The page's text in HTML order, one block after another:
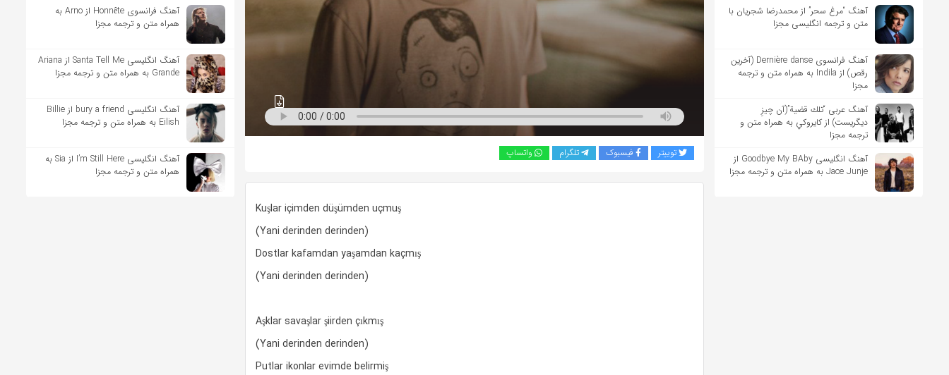
آهنگ “مرغ سحر” از محمدرضا شجریان با
متن و ترجمه انگلیسی مجزا
آهنگ فرانسوی Dernière danse (آخرین
رقص) از Indila به همراه متن و ترجمه
مجزا
آهنگ عربی “تلك قضية”(آن چیزِ
دیگریست) از كايروكي به همراه متن و
ترجمه مجزا
آهنگ انگلیسی Goodbye My BAby از
Jace Junje به همراه متن و ترجمه مجزا
توییتر فیسبوک تلگرام واتساپ
Kuşlar içimden düşümden uçmuş
(Yani derinden derinden)
Dostlar kafamdan yaşamdan kaçmış
(Yani derinden derinden)
Aşklar savaşlar şiirden çıkmış
(Yani derinden derinden)
Putlar ikonlar evimde belirmiş
آهنگ فرانسوی Honnête از Arno به
همراه متن و ترجمه مجزا
آهنگ انگلیسی Santa Tell Me از Ariana
Grande به همراه متن و ترجمه مجزا
آهنگ انگلیسی bury a friend از Billie
Eilish به همراه متن و ترجمه مجزا
آهنگ انگلیسی I’m Still Here از Sia به
همراه متن و ترجمه مجزا